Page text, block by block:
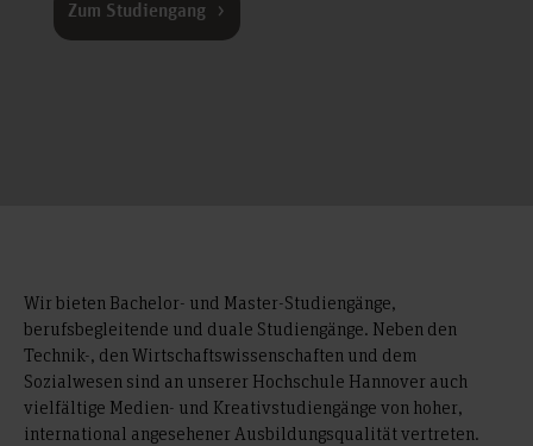
Zum Studiengang
Wir bieten Bachelor- und Master-Studiengänge,
berufsbegleitende und duale Studiengänge. Neben den
Technik-, den Wirtschaftswissenschaften und dem
Sozialwesen sind an unserer Hochschule Hannover auch
vielfältige Medien- und Kreativstudiengänge von hoher,
international angesehener Ausbildungsqualität vertreten.